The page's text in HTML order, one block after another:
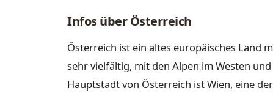
Infos über Österreich
Österreich ist ein altes europäisches Land
sehr vielfältig, mit den Alpen im Westen
Hauptstadt von Österreich ist Wien, eine